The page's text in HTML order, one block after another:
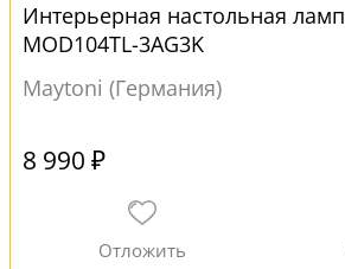
Интерьерная настольная
MOD104TL-3AG3K
Maytoni (Германия)
8 990 ₽